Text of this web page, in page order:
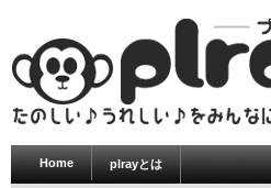
Home plrayとは